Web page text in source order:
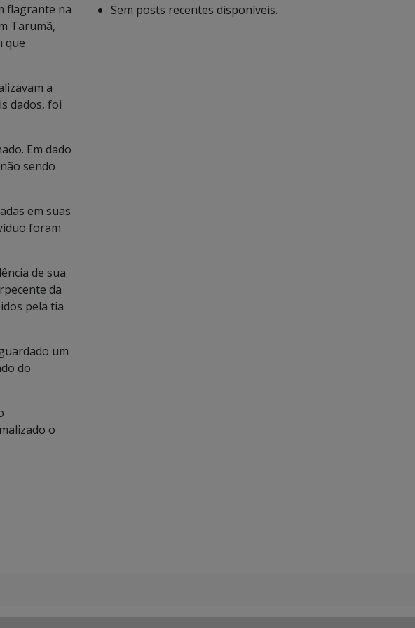
flagrante na
Tarumã,
que
a
dados, foi
Em dado
sendo
em suas
foram
de sua
da
pela tia
um
do
o
Sem posts recentes disponíveis.